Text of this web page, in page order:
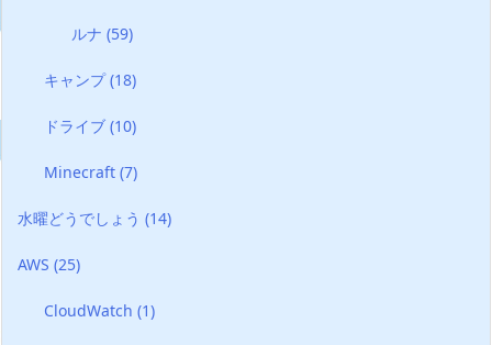
ルナ (59)
キャンプ(18)
ドライブ(10)
Minecraft(7)
水曜どうでしょう (14)
AWS (25)
CloudWatch(1)